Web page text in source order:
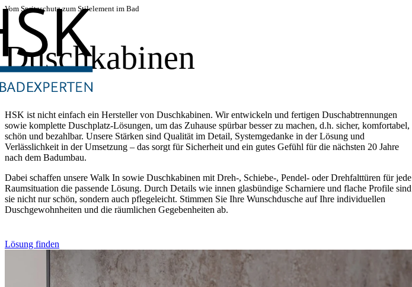
Vom Spritzschutz zum Stilelement im Bad
Duschkabinen
HSK ist nicht einfach ein Hersteller von Duschkabinen. Wir entwickeln und fertigen Duschabtrennungen
sowie komplette Duschplatz-Lösungen, um das Zuhause spürbar besser zu machen, d.h. sicher, komfortabel,
schön und bezahlbar. Unsere Stärken sind Qualität im Detail, Systemgedanke in der Lösung und
Verlässlichkeit in der Umsetzung – das sorgt für Sicherheit und ein gutes Gefühl für die nächsten 20 Jahre
nach dem Badumbau.
Dabei schaffen unsere Walk In sowie Duschkabinen mit Dreh-, Schiebe-, Pendel- oder Drehfalttüren für jede
Raumsituation die passende Lösung. Durch Details wie innen glasbündige Scharniere und flache Profile sind
sie nicht nur schön, sondern auch pflegeleicht. Stimmen Sie Ihre Wunschdusche auf Ihre individuellen
Duschgewohnheiten und die räumlichen Gegebenheiten ab.
Lösung finden